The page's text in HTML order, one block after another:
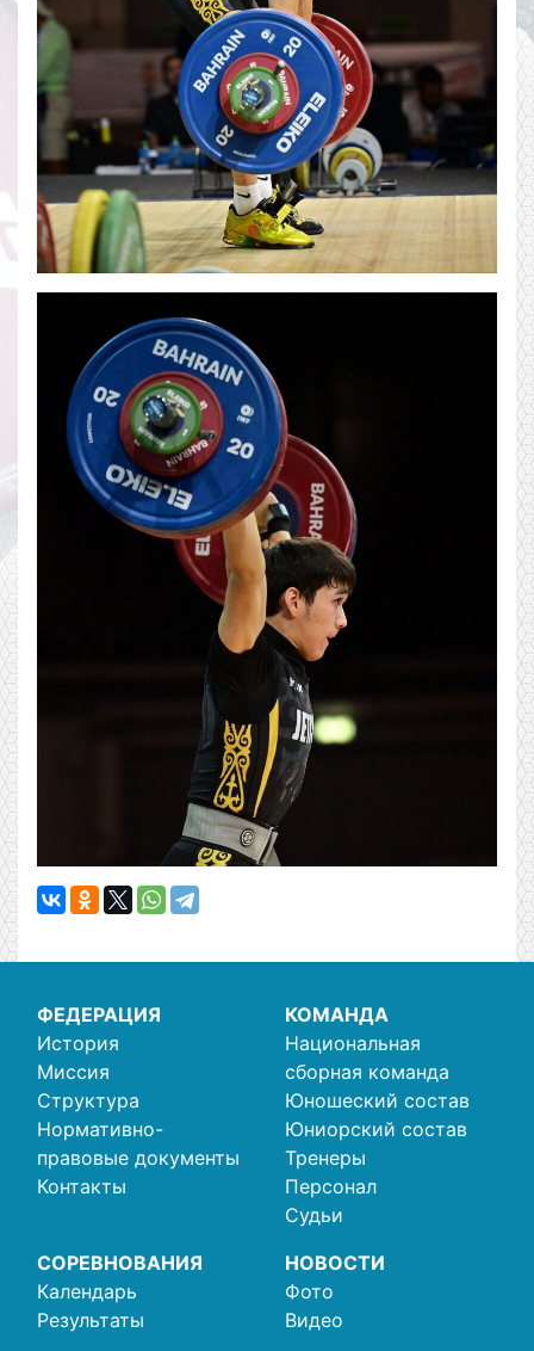
ФЕДЕРАЦИЯ
История
Миссия
Структура
Нормативно-
правовые документы
Контакты
КОМАНДА
Национальная
сборная команда
Юношеский состав
Юниорский состав
Тренеры
Персонал
Судьи
СОРЕВНОВАНИЯ
Календарь
Результаты
НОВОСТИ
Фото
Видео